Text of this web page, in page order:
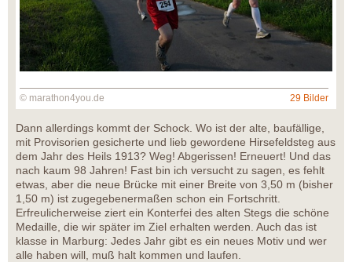
© marathon4you.de 29 Bilder
Dann allerdings kommt der Schock. Wo ist der alte, baufällige,
mit Provisorien gesicherte und lieb gewordene Hirsefeldsteg aus
dem Jahr des Heils 1913? Weg! Abgerissen! Erneuert! Und das
nach kaum 98 Jahren! Fast bin ich versucht zu sagen, es fehlt
etwas, aber die neue Brücke mit einer Breite von 3,50 m (bisher
1,50 m) ist zugegebenermaßen schon ein Fortschritt.
Erfreulicherweise ziert ein Konterfei des alten Stegs die schöne
Medaille, die wir später im Ziel erhalten werden. Auch das ist
klasse in Marburg: Jedes Jahr gibt es ein neues Motiv und wer
alle haben will, muß halt kommen und laufen.